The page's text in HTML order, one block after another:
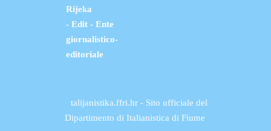
Rijeka
- Edit - Ente
giornalistico-
editoriale
talijanistika.ffri.hr - Sito ufficiale del
Dipartimento di Italianistica di Fiume